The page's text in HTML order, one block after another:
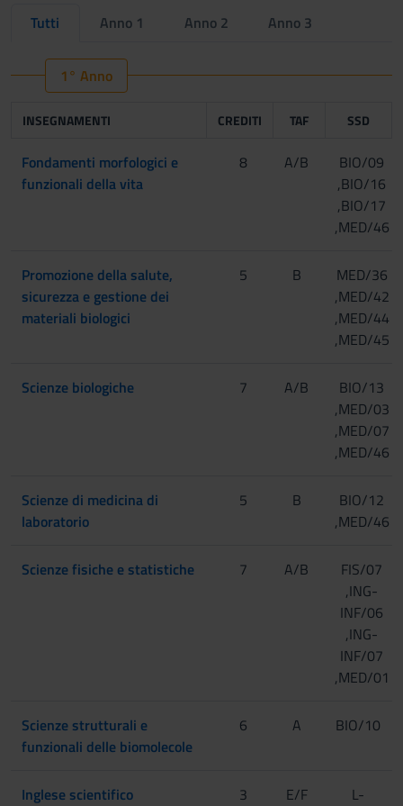
Tutti Anno 1 Anno 2 Anno 3
1° Anno
INSEGNAMENTI CREDITI TAF SSD
Fondamenti morfologici e
funzionali della vita
8 A/B
BIO/09
,BIO/16
,BIO/17
,MED/46
Promozione della salute,
sicurezza e gestione dei
materiali biologici
5 B
MED/36
,MED/42
,MED/44
,MED/45
Scienze biologiche 7 A/B
BIO/13
,MED/03
,MED/07
,MED/46
Scienze di medicina di
laboratorio
5 B
BIO/12
,MED/46
Scienze fisiche e statistiche 7 A/B
FIS/07
,ING-
INF/06
,ING-
INF/07
,MED/01
Scienze strutturali e
funzionali delle biomolecole
6 A BIO/10
Inglese scientifico 3 E/F
L-